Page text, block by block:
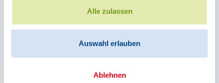
Alle zulassen
Auswahl erlauben
Ablehnen
UniDistance Suisse
Philosophische Mittagspause: Verantwortung unter